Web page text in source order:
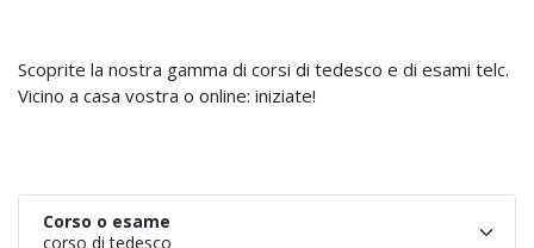
Scoprite la nostra gamma di corsi di tedesco e di esami telc.
Vicino a casa vostra o online: iniziate!
Corso o esame
corso di tedesco